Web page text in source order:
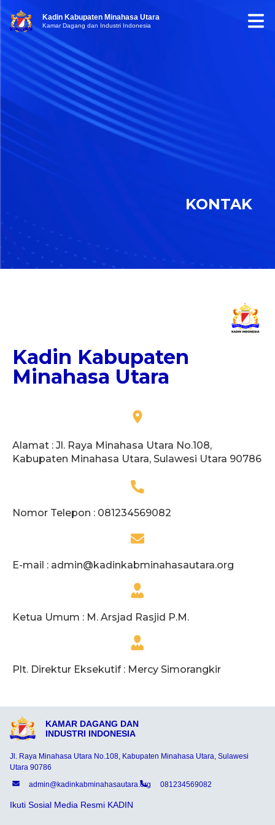
Kadin Kabupaten Minahasa Utara
Kamar Dagang dan Industri Indonesia
KONTAK
Kadin Kabupaten
Minahasa Utara
Alamat : Jl. Raya Minahasa Utara No.108,
Kabupaten Minahasa Utara, Sulawesi Utara 90786
Nomor Telepon : 081234569082
E-mail : admin@kadinkabminahasautara.org
Ketua Umum : M. Arsjad Rasjid P.M.
Plt. Direktur Eksekutif : Mercy Simorangkir
KAMAR DAGANG DAN
INDUSTRI INDONESIA
Jl. Raya Minahasa Utara No.108, Kabupaten Minahasa Utara, Sulawesi
Utara 90786
admin@kadinkabminahasautara.org
081234569082
Ikuti Sosial Media Resmi KADIN